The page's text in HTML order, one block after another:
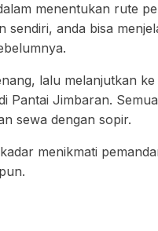
menentukan rute
anda bisa
lalu melanjutkan
Pantai Jimbaran.
sewa dengan sopir.
menikmati